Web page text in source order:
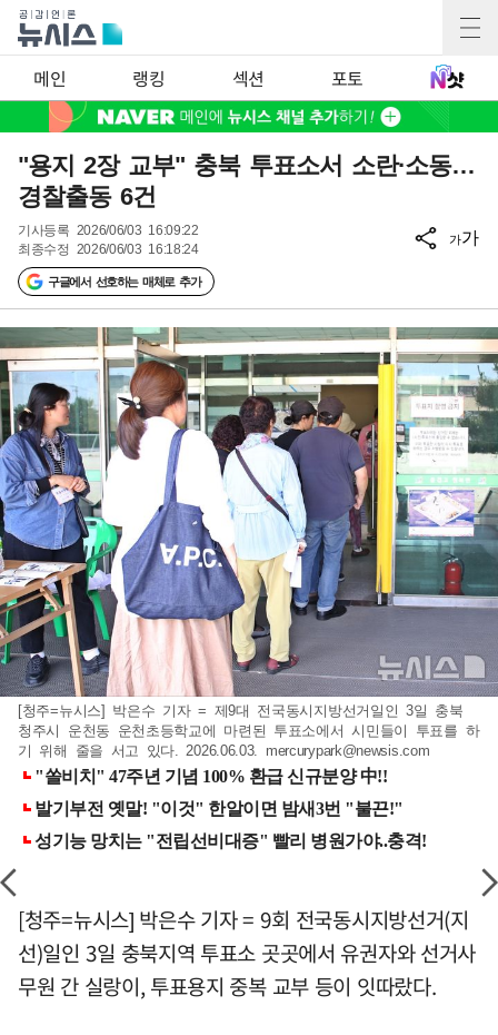
메인 랭킹 섹션 포토
"용지 2장 교부" 충북 투표소서 소란·소동…
경찰출동 6건
기사등록 2026/06/03 16:09:22
최종수정 2026/06/03 16:18:24
구글에서 선호하는 매체로 추가
가가
[청주=뉴시스] 박은수 기자 = 제9대 전국동시지방선거일인 3일 충북
청주시 운천동 운천초등학교에 마련된 투표소에서 시민들이 투표를 하
기 위해 줄을 서고 있다. 2026.06.03. mercurypark@newsis.com
[청주=뉴시스] 박은수 기자 = 9회 전국동시지방선거(지
선)일인 3일 충북지역 투표소 곳곳에서 유권자와 선거사
무원 간 실랑이, 투표용지 중복 교부 등이 잇따랐다.